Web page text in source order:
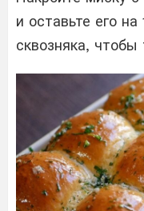
и оставьте его
сквозняка,